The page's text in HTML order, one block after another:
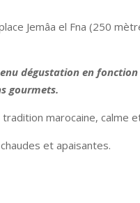
Jemâa el Fna (250
dégustation en
gourmets.
marocaine,
et apaisantes.